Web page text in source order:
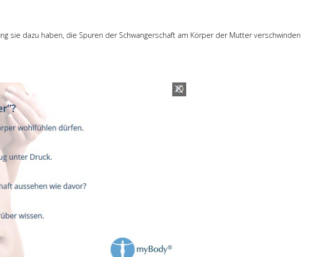
sie dazu haben, die Spuren der Schwangerschaft am Körper der Mutter verschwinden